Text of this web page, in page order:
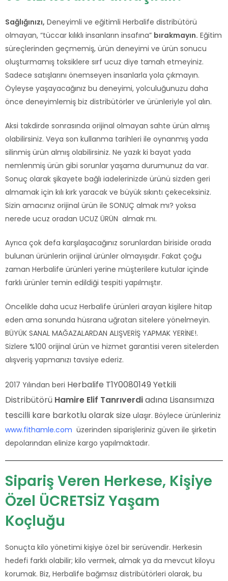
Sağlığınızı, Deneyimli ve eğitimli Herbalife distribütörü
olmayan, “tüccar kılıklı insanların insafına” bırakmayın. Eğitim
süreçlerinden geçmemiş, ürün deneyimi ve ürün sonucu
oluşturmamış toksiklere sırf ucuz diye tamah etmeyiniz.
Sadece satışlarını önemseyen insanlarla yola çıkmayın.
Öyleyse yaşayacağınız bu deneyimi, yolculuğunuzu daha
önce deneyimlemiş biz distribütörler ve ürünleriyle yol alın.
Aksi takdirde sonrasında orijinal olmayan sahte ürün almış
olabilirsiniz. Veya son kullanma tarihleri ile oynanmış yada
silinmiş ürün almış olabilirsiniz. Ne yazık ki bayat yada
nemlenmiş ürün gibi sorunlar yaşama durumunuz da var.
Sonuç olarak şikayete bağlı iadelerinizde ürünü sizden geri
almamak için kılı kırk yaracak ve büyük sıkıntı çekeceksiniz.
Sizin amacınız orijinal ürün ile SONUÇ almak mı? yoksa
nerede ucuz oradan UCUZ ÜRÜN almak mı.
Ayrıca çok defa karşılaşacağınız sorunlardan biriside orada
bulunan ürünlerin orijinal ürünler olmayışıdır. Fakat çoğu
zaman Herbalife ürünleri yerine müşterilere kutular içinde
farklı ürünler temin edildiği tespiti yapılmıştır.
Öncelikle daha ucuz Herbalife ürünleri arayan kişilere hitap
eden ama sonunda hüsrana uğratan sitelere yönelmeyin.
BÜYÜK SANAL MAĞAZALARDAN ALIŞVERİŞ YAPMAK YERİNE!.
Sizlere %100 orijinal ürün ve hizmet garantisi veren sitelerden
alışveriş yapmanızı tavsiye ederiz.
2017 Yılından beri Herbalife T1Y0080149 Yetkili
Distribütörü Hamire Elif Tanrıverdiadına Lisansımıza
tescilli kare barkotlu olarak size ulaşır. Böylece ürünleriniz
www.fithamle.com üzerinden siparişleriniz güven ile şirketin
depolarından elinize kargo yapılmaktadır.
Sipariş Veren Herkese, Kişiye
Özel ÜCRETSİZ Yaşam
Koçluğu
Sonuçta kilo yönetimi kişiye özel bir serüvendir. Herkesin
hedefi farklı olabilir; kilo vermek, almak ya da mevcut kiloyu
korumak. Biz, Herbalife bağımsız distribütörleri olarak, bu